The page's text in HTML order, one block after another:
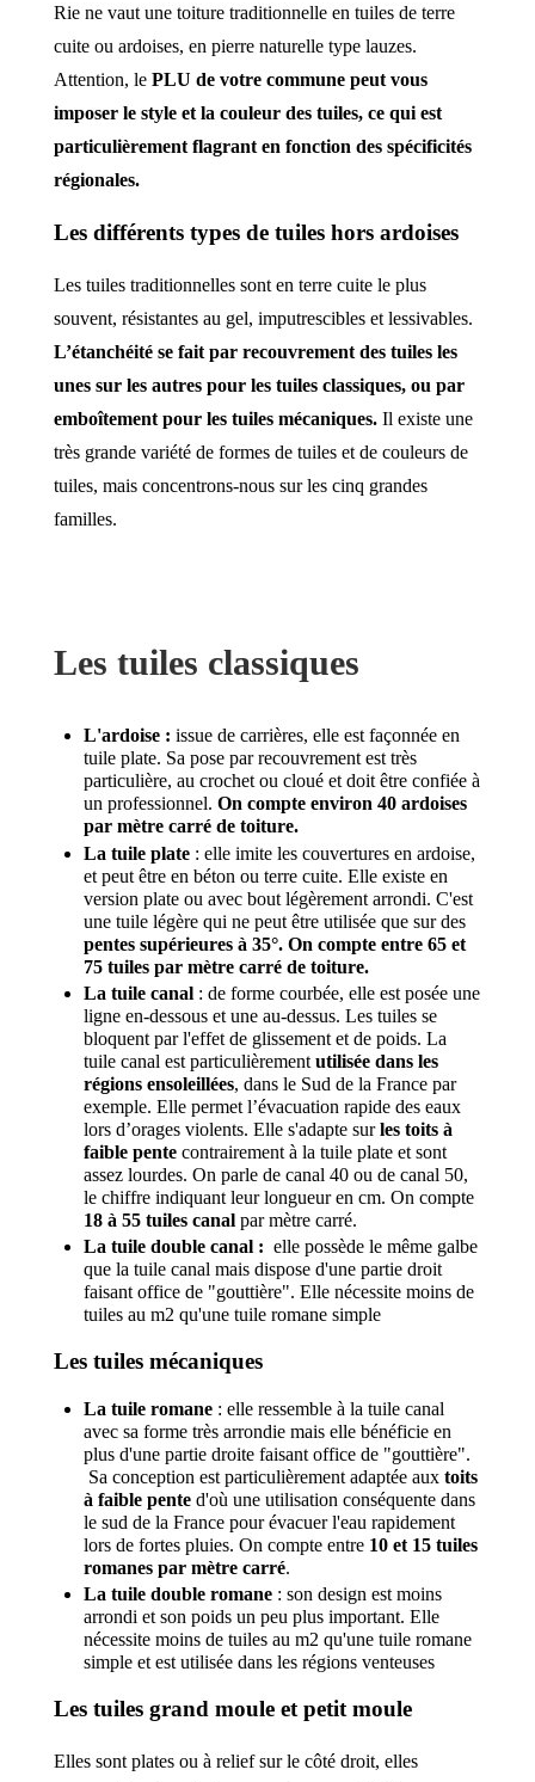
Rie ne vaut une toiture traditionnelle en tuiles de terre
cuite ou ardoises, en pierre naturelle type lauzes.
Attention, lePLU de votre commune peut vous
imposer le style et la couleur des tuiles, ce qui est
particulièrement flagrant en fonction des spécificités
régionales.
Les différentstypes de tuiles hors ardoises
Les tuiles traditionnelles sont en terre cuite le plus
souvent, résistantes au gel, imputrescibles et lessivables.
L’étanchéité se fait par recouvrement des tuiles les
unes sur les autres pour les tuiles classiques, ou par
emboîtement pour les tuiles mécaniques.Il existe une
très grande variété de formes de tuiles et de couleurs de
tuiles, mais concentrons-nous sur les cinq grandes
familles.
Les tuiles classiques
L'ardoise : issue de carrières, elle est façonnée en
tuile plate. Sa pose par recouvrement est très
particulière, au crochet ou cloué et doit être confiée à
un professionnel. On compte environ 40 ardoises
par mètre carré de toiture.
La tuile plate: elle imite les couvertures en ardoise,
et peut être en béton ou terre cuite. Elle existe en
version plate ou avec bout légèrement arrondi. C'est
une tuile légère qui ne peut être utilisée que sur des
pentes supérieures à 35°. On compte entre 65 et
75 tuiles par mètre carré de toiture.
La tuile canal: de forme courbée, elle est posée une
ligne en-dessous et une au-dessus. Les tuiles se
bloquent par l'effet de glissement et de poids. La
tuile canal est particulièrement utilisée dans les
régions ensoleillées, dans le Sud de la France par
exemple. Elle permet l’évacuation rapide des eaux
lors d’orages violents. Elle s'adapte surles toits à
faible pentecontrairement à la tuile plate et sont
assez lourdes. On parle de canal 40 ou de canal 50,
le chiffre indiquant leur longueur en cm. On compte
18 à 55 tuiles canalpar mètre carré.
La tuile double canal : elle possède le même galbe
que la tuile canal mais dispose d'une partie droit
faisant office de "gouttière". Elle nécessite moins de
tuiles au m2 qu'une tuile romane simple
Les tuiles mécaniques
La tuile romane: elle ressemble à la tuile canal
avec sa forme très arrondie mais elle bénéficie en
plus d'une partie droite faisant office de "gouttière".
Sa conception est particulièrement adaptée auxtoits
à faible pented'où une utilisation conséquente dans
le sud de la France pour évacuer l'eau rapidement
lors de fortes pluies. On compte entre 10 et 15 tuiles
romanes par mètre carré.
La tuile double romane: son design est moins
arrondi et son poids un peu plus important. Elle
nécessite moins de tuiles au m2 qu'une tuile romane
simple et est utilisée dans les régions venteuses
Les tuiles grand moule et petit moule
Elles sont plates ou à relief sur le côté droit, elles